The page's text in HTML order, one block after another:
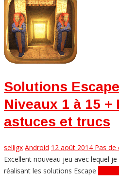
Solutions
Niveaux 1 à 15 +
astuces et trucs
selligx Android 12 août 2014 Pas
Excellent nouveau jeu avec lequel
réalisant les solutions Escape